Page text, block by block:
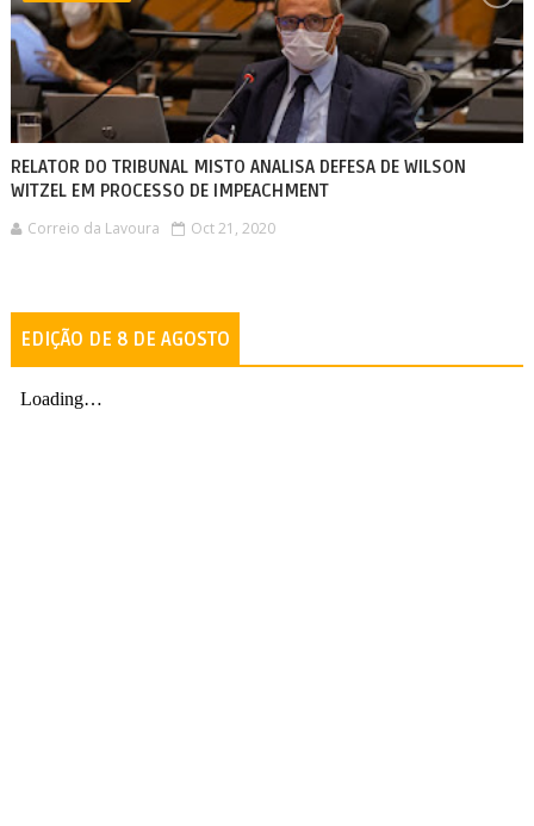
RELATOR DO TRIBUNAL MISTO ANALISA DEFESA DE WILSON
WITZEL EM PROCESSO DE IMPEACHMENT
Correio da Lavoura Oct 21, 2020
EDIÇÃO DE 8 DE AGOSTO